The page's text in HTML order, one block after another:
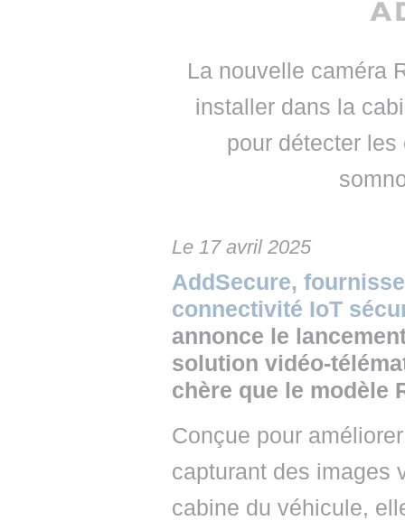
•
La nouvelle caméra
installer dans la
pour détecter
Le 17 avril 2025
AddSecure,
connectivité IoT
annonce le
solution vidéo-
chère que le modèle
Conçue pour
capturant des images
cabine du véhicule,